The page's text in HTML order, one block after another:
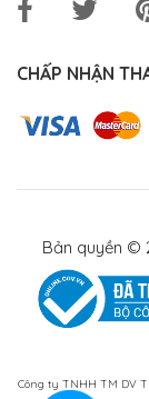
CHẤP NHẬN
Bản quyền ©
Công ty TNHH TM DV